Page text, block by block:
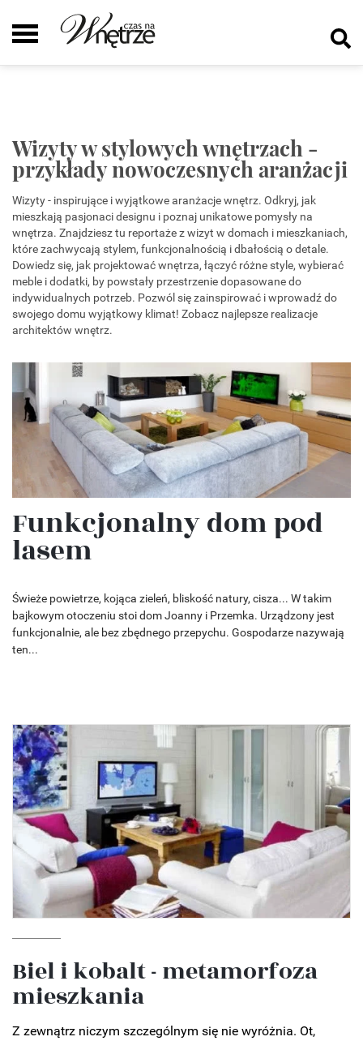
Wizyty w stylowych wnętrzach -
przykłady nowoczesnych aranżacji
Wizyty - inspirujące i wyjątkowe aranżacje wnętrz. Odkryj, jak
mieszkają pasjonaci designu i poznaj unikatowe pomysły na
wnętrza. Znajdziesz tu reportaże z wizyt w domach i mieszkaniach,
które zachwycają stylem, funkcjonalnością i dbałością o detale.
Dowiedz się, jak projektować wnętrza, łączyć różne style, wybierać
meble i dodatki, by powstały przestrzenie dopasowane do
indywidualnych potrzeb. Pozwól się zainspirować i wprowadź do
swojego domu wyjątkowy klimat! Zobacz najlepsze realizacje
architektów wnętrz.
Funkcjonalny dom pod
lasem
Świeże powietrze, kojąca zieleń, bliskość natury, cisza... W takim
bajkowym otoczeniu stoi dom Joanny i Przemka. Urządzony jest
funkcjonalnie, ale bez zbędnego przepychu. Gospodarze nazywają
ten...
Biel i kobalt - metamorfoza
mieszkania
Z zewnątrz niczym szczególnym się nie wyróżnia. Ot,